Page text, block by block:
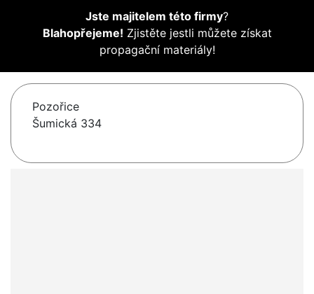
Jste majitelem této firmy?
Blahopřejeme! Zjistěte jestli můžete získat
propagační materiály!
Pozořice
Šumická 334